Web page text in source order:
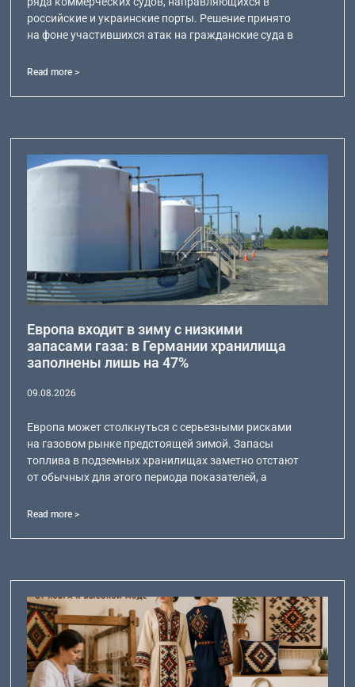
российские и украинские порты. Решение принято
на фоне участившихся атак на гражданские суда в
Read more >
Европа входит в зиму с низкими
запасами газа: в Германии хранилища
заполнены лишь на 47%
09.08.2026
Европа может столкнуться с серьезными рисками
на газовом рынке предстоящей зимой. Запасы
топлива в подземных хранилищах заметно отстают
от обычных для этого периода показателей, а
Read more >